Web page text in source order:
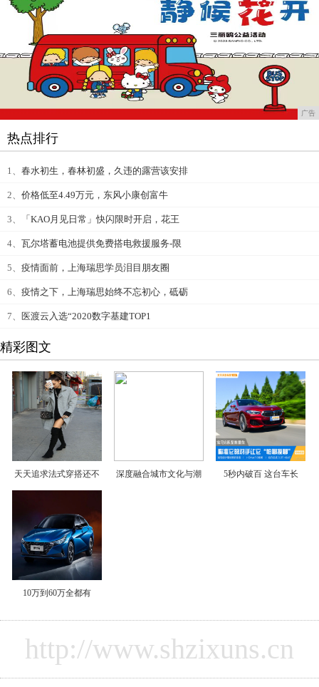
广告
热点排行
1、 春水初生，春林初盛，久违的露营该安排
2、 价格低至4.49万元，东风小康创富牛
3、 「KAO月见日常」快闪限时开启，花王
4、 瓦尔塔蓄电池提供免费搭电救援服务-限
5、 疫情面前，上海瑞思学员泪目朋友圈
6、 疫情之下，上海瑞思始终不忘初心，砥砺
7、 医渡云入选“2020数字基建TOP1
精彩图文
天天追求法式穿搭还不 深度融合城市文化与潮 5秒内破百 这台车长
10万到60万全都有
http://www.shzixuns.cn